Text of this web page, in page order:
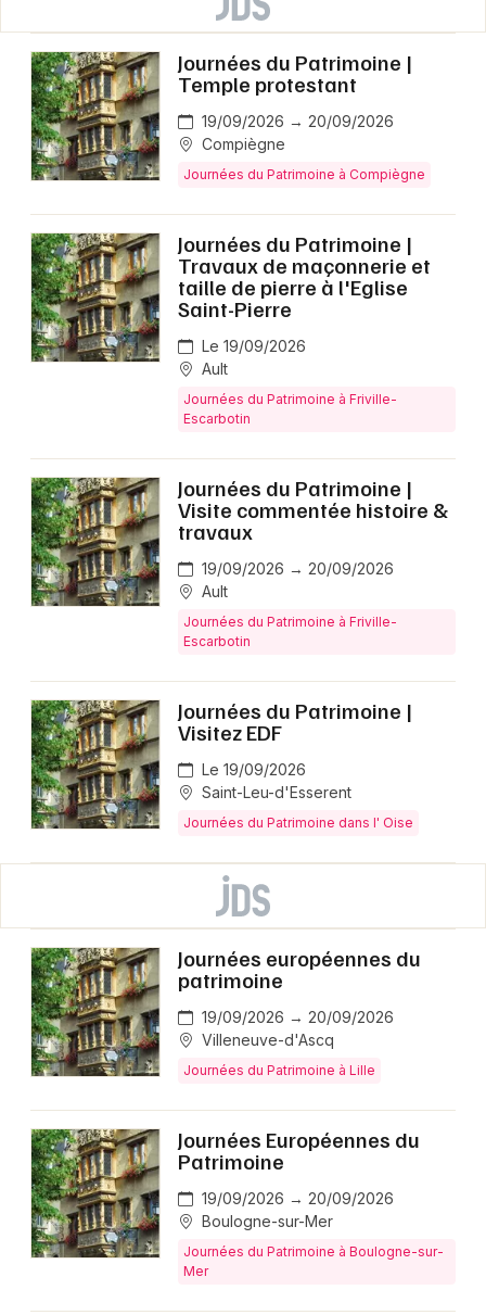
Journées du Patrimoine |
Temple protestant
19/09/2026 → 20/09/2026
Compiègne
Journées du Patrimoine à Compiègne
Journées du Patrimoine |
Travaux de maçonnerie et
taille de pierre à l'Eglise
Saint-Pierre
Le 19/09/2026
Ault
Journées du Patrimoine à Friville-
Escarbotin
Journées du Patrimoine |
Visite commentée histoire &
travaux
19/09/2026 → 20/09/2026
Ault
Journées du Patrimoine à Friville-
Escarbotin
Journées du Patrimoine |
Visitez EDF
Le 19/09/2026
Saint-Leu-d'Esserent
Journées du Patrimoine dans l' Oise
Journées européennes du
patrimoine
19/09/2026 → 20/09/2026
Villeneuve-d'Ascq
Journées du Patrimoine à Lille
Journées Européennes du
Patrimoine
19/09/2026 → 20/09/2026
Boulogne-sur-Mer
Journées du Patrimoine à Boulogne-sur-
Mer